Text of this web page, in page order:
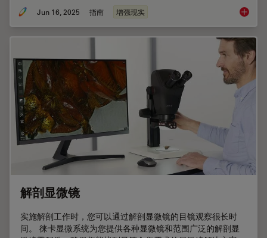
Jun 16, 2025 指南 增强现实 显微外
解剖显微镜
实施解剖工作时，您可以通过解剖显微镜的目镜观察很长时
间。 徕卡显微系统为您提供各种显微镜和范围广泛的解剖显